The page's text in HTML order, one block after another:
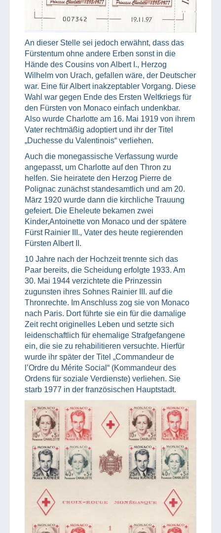
An dieser Stelle sei jedoch erwähnt, dass das
Fürstentum ohne andere Erben sonst in die
Hände des Cousins von Albert I., Herzog
Wilhelm von Urach, gefallen wäre, der Deutscher
war. Eine für Albert inakzeptabler Vorgang. Diese
Wahl war gegen Ende des Ersten Weltkriegs für
den Fürsten von Monaco einfach undenkbar.
Also wurde Charlotte am 16. Mai 1919 von ihrem
Vater rechtmäßig adoptiert und ihr der Titel
„Duchesse du Valentinois“ verliehen.
Auch die monegassische Verfassung wurde
angepasst, um Charlotte auf den Thron zu
helfen. Sie heiratete den Herzog Pierre de
Polignac zunächst standesamtlich und am 20.
März 1920 wurde dann die kirchliche Trauung
gefeiert. Die Eheleute bekamen zwei
Kinder,Antoinette von Monaco und der spätere
Fürst Rainier III., Vater des heute regierenden
Fürsten Albert II.
10 Jahre nach der Hochzeit trennte sich das
Paar bereits, die Scheidung erfolgte 1933. Am
30. Mai 1944 verzichtete die Prinzessin
zugunsten ihres Sohnes Rainier III. auf die
Thronrechte. Im Anschluss zog sie von Monaco
nach Paris. Dort führte sie ein für die damalige
Zeit recht originelles Leben und setzte sich
leidenschaftlich für ehemalige Strafgefangene
ein, die sie zu rehabilitieren versuchte. Hierfür
wurde ihr später der Titel „Commandeur de
l’Ordre du Mérite Social“ (Kommandeur des
Ordens für soziale Verdienste) verliehen. Sie
starb 1977 in der französischen Hauptstadt.